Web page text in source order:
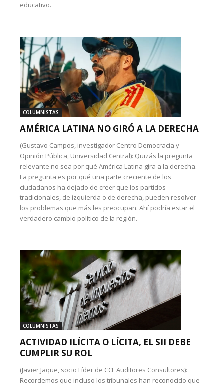
educativo.
COLUMNISTAS
AMÉRICA LATINA NO GIRÓ A LA DERECHA
(Gustavo Campos, investigador Centro Democracia y
Opinión Pública, Universidad Central): Quizás la pregunta
relevante no sea por qué América Latina gira a la derecha.
La pregunta es por qué una parte creciente de los
ciudadanos ha dejado de creer que los partidos
tradicionales, de izquierda o de derecha, pueden resolver
los problemas que más les preocupan. Ahí podría estar el
verdadero cambio político de la región.
COLUMNISTAS
ACTIVIDAD ILÍCITA O LÍCITA, EL SII DEBE
CUMPLIR SU ROL
(Javier Jaque, socio Líder de CCL Auditores Consultores):
Recordemos que incluso los tribunales han reconocido que